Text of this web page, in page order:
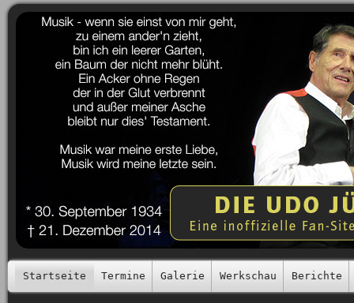
Startseite Termine Galerie Werkschau Berichte